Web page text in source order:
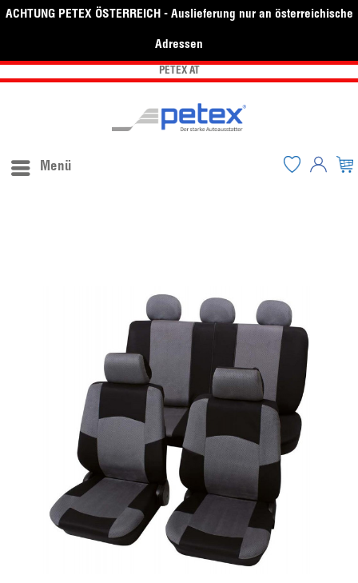
ACHTUNG PETEX ÖSTERREICH - Auslieferung nur an österreichische
Adressen
PETEX AT
Menü